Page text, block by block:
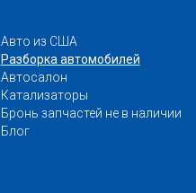
Авто из США
Разборка автомобилей
Автосалон
Катализаторы
Бронь запчастей не в наличии
Блог